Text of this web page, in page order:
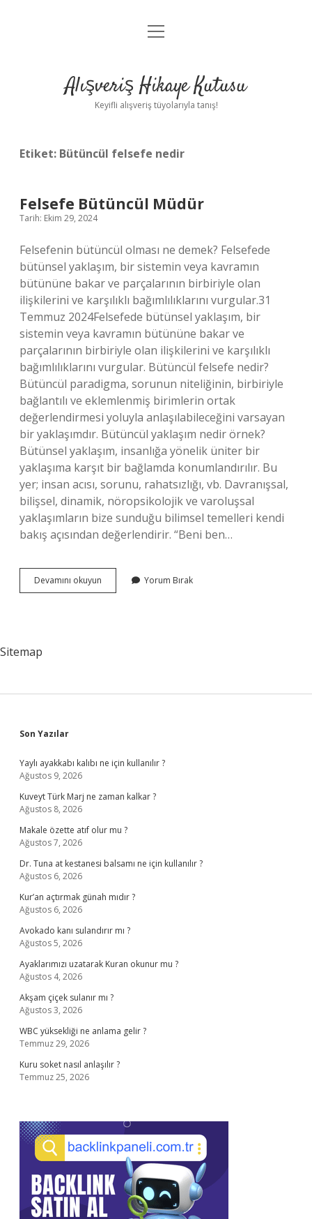
Anasayfa
Yasal Uyarı
menüyü
Alışveriş Hikaye Kutusu
Keyifli alışveriş tüyolarıyla tanış!
Etiket: Bütüncül felsefe nedir
Felsefe Bütüncül Müdür
Tarih: Ekim 29, 2024
Felsefenin bütüncül olması ne demek? Felsefede
bütünsel yaklaşım, bir sistemin veya kavramın
bütününe bakar ve parçalarının birbiriyle olan
ilişkilerini ve karşılıklı bağımlılıklarını vurgular.31
Temmuz 2024Felsefede bütünsel yaklaşım, bir
sistemin veya kavramın bütününe bakar ve
parçalarının birbiriyle olan ilişkilerini ve karşılıklı
bağımlılıklarını vurgular. Bütüncül felsefe nedir?
Bütüncül paradigma, sorunun niteliğinin, birbiriyle
bağlantılı ve eklemlenmiş birimlerin ortak
değerlendirmesi yoluyla anlaşılabileceğini varsayan
bir yaklaşımdır. Bütüncül yaklaşım nedir örnek?
Bütünsel yaklaşım, insanlığa yönelik üniter bir
yaklaşıma karşıt bir bağlamda konumlandırılır. Bu
yer; insan acısı, sorunu, rahatsızlığı, vb. Davranışsal,
bilişsel, dinamik, nöropsikolojik ve varoluşsal
yaklaşımların bize sunduğu bilimsel temelleri kendi
bakış açısından değerlendirir. “Beni ben…
Devamını okuyun
Bütüncül
Yorum Bırak
Sitemap
Sidebar
Son Yazılar
Yaylı ayakkabı kalıbı ne için kullanılır ?
Ağustos 9, 2026
Kuveyt Türk Marj ne zaman kalkar ?
Ağustos 8, 2026
Makale özette atıf olur mu ?
Ağustos 7, 2026
Dr. Tuna at kestanesi balsamı ne için kullanılır ?
Ağustos 6, 2026
Kur’an açtırmak günah mıdır ?
Ağustos 6, 2026
Avokado kanı sulandırır mı ?
Ağustos 5, 2026
Ayaklarımızı uzatarak Kuran okunur mu ?
Ağustos 4, 2026
Akşam çiçek sulanır mı ?
Ağustos 3, 2026
WBC yüksekliği ne anlama gelir ?
Temmuz 29, 2026
Kuru soket nasıl anlaşılır ?
Temmuz 25, 2026